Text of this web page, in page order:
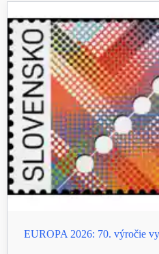
EUROPA 2026: 70. výročie